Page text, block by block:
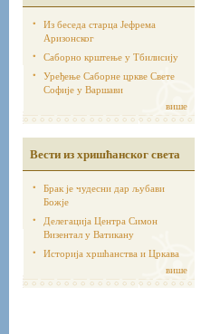
Из беседа старца Јефрема
Аризонског
Саборно крштење у Тбилисију
Уређење Саборне цркве Свете
Софије у Варшави
више
Вести из хришћанског света
Брак је чудесни дар љубави
Божје
Делегација Центра Симон
Визентал у Ватикану
Историја хршћанства и Цркава
више